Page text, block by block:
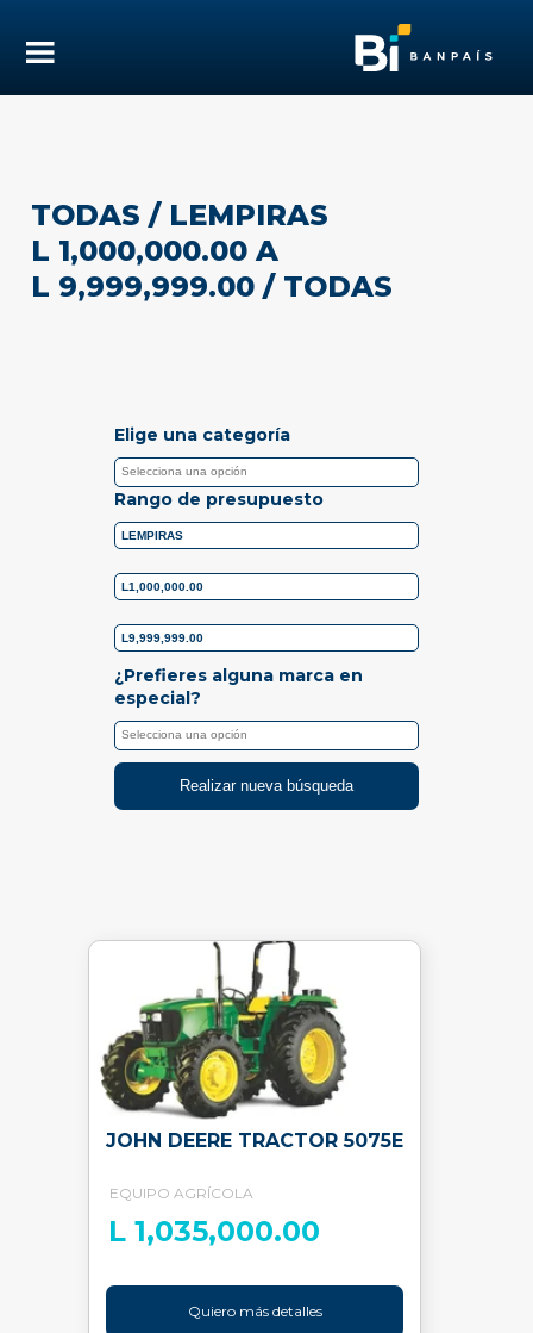
TODAS / LEMPIRAS
L 1,000,000.00 A
L 9,999,999.00 / TODAS
Elige una categoría
Rango de presupuesto
¿Prefieres alguna marca en
especial?
Realizar nueva búsqueda
JOHN DEERE TRACTOR 5075E
EQUIPO AGRÍCOLA
L 1,035,000.00
Quiero más detalles